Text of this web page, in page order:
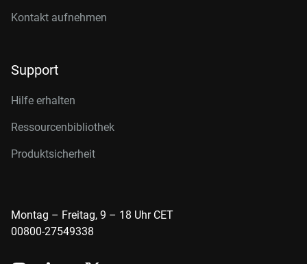
Kontakt aufnehmen
Support
Hilfe erhalten
Ressourcenbibliothek
Produktsicherheit
Montag – Freitag, 9 – 18 Uhr CET
00800-27549338